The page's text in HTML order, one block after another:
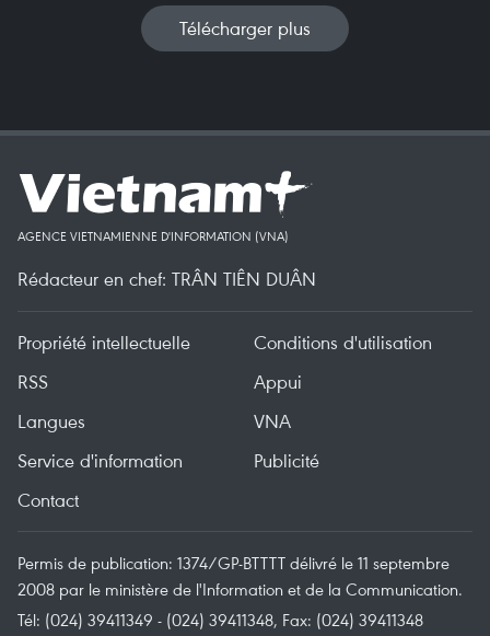
Télécharger plus
AGENCE VIETNAMIENNE D'INFORMATION (VNA)
Rédacteur en chef: TRÂN TIÊN DUÂN
Propriété intellectuelle
Conditions d'utilisation
RSS
Appui
Langues
VNA
Service d'information
Publicité
Contact
Permis de publication: 1374/GP-BTTTT délivré le 11 septembre
2008 par le ministère de l'Information et de la Communication.
Tél: (024) 39411349 - (024) 39411348, Fax: (024) 39411348